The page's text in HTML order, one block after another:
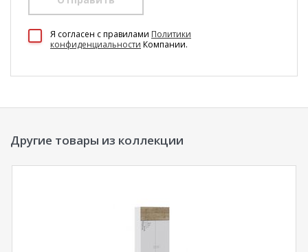
Я согласен c правилами Политики
конфиденциальности Компании.
Другие товары из коллекции